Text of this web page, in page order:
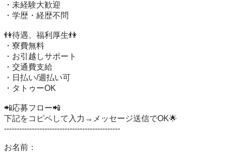
・未経験大歓迎
・学歴・経歴不問
👫待遇、福利厚生👫
・寮費無料
・お引越しサポート
・交通費支給
・日払い/週払い可
・タトゥーOK
📲応募フロー📲
下記をコピペして入力→メッセージ送信でOK🌟
----------------------------------------------
お名前：